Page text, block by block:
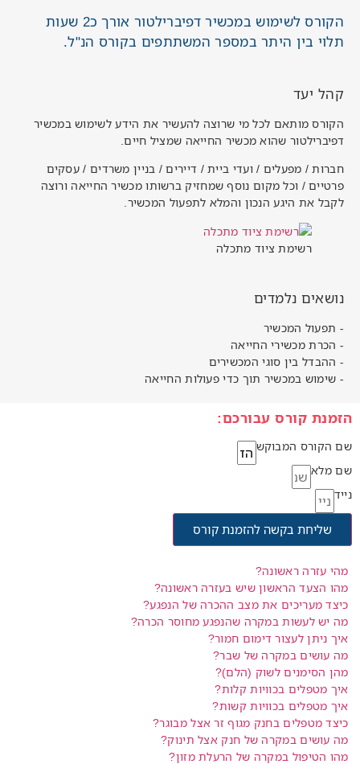
הקורס לשימוש במכשיר דפיברילטור אורך כ2 שעות
תלוי בין היתר במספר המשתתפים בקורס הנ"ל.
קהל יעד
הקורס מותאם לכל מי שרוצה להעשיר את הידע לשימוש במכשיר
דפיברילטור שהוא מכשיר החייאה שמציל חיים.
חברות / מפעלים / ועדי ביית / דיירים / בניין משרדים / עסקים
פרטיים / וכל מקום נוסף שמחזיק ברשותו מכשיר החייאה ורוצה
לקבל את היגע הנכון והמלא לתפעול המכשיר.
רשימת ציוד מתכלה
נושאים נלמדים
- תפעול המכשיר
- הכרת מכשירי החייאה
- ההבדל בין סוגי המכשירים
- שימוש במכשיר תוך כדי פעולות החייאה
הזמנת קורס עבורכם:
שם הקורס המבוקש
שם מלא
נייד
שליחת בקשה להזמנת קורס
מהי עזרה ראשונה?
מהו הצעד הראשון שיש בעזרה ראשונה?
כיצד מעריכים את מצב ההכרה של הנפגע?
מה יש לעשות במקרה שהנפגע מחוסר הכרה?
איך ניתן לעצור דימום חמור?
מה עושים במקרה של שבר?
מהן הסימנים לשוק (הלם)?
איך מטפלים בכוויות קלות?
איך מטפלים בכוויות קשות?
כיצד מטפלים בחנק מגוף זר אצל מבוגר?
מה עושים במקרה של חנק אצל תינוק?
מהו הטיפול במקרה של הרעלת מזון?